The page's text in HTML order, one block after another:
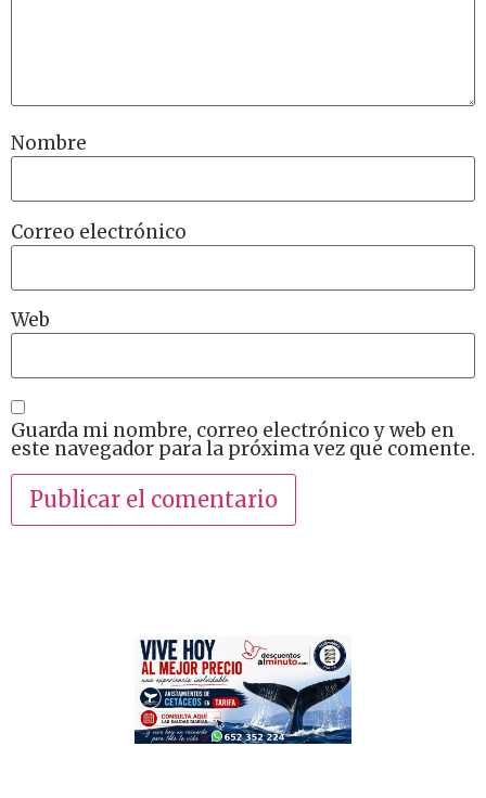
Nombre
Correo electrónico
Web
Guarda mi nombre, correo electrónico y web en
este navegador para la próxima vez que comente.